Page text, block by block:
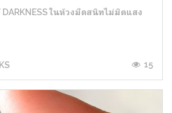
DARKNESS ในห้วงมืดสนิทไม่มิดแสง
15